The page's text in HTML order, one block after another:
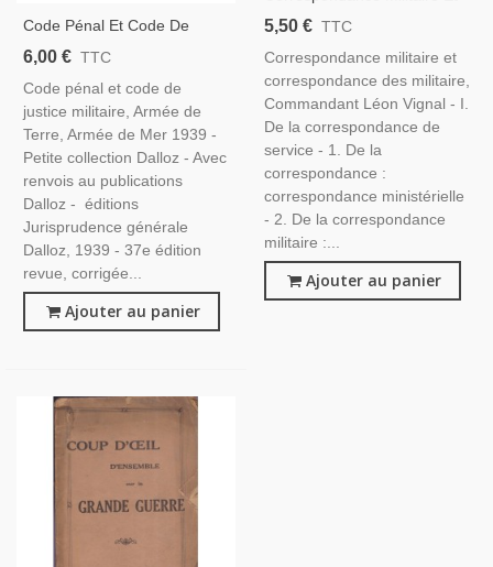
Code Pénal Et Code De
Justice Militaire, Armée De
Manuels Droit, Code Dalloz,
Instruction Militaire
6,00 € TTC
Code pénal et code de
justice militaire, Armée de
Terre, Armée de Mer 1939 -
Petite collection Dalloz - Avec
renvois au publications
Dalloz - éditions
Jurisprudence générale
Dalloz, 1939 - 37e édition
revue, corrigée...
Ajouter au panier
Correspondance Des
Vignal, 1940 - Instruction
Militaire,
5,50 € TTC
Correspondance militaire et
correspondance des militaire,
Commandant Léon Vignal - I.
De la correspondance de
service - 1. De la
correspondance :
correspondance ministérielle
- 2. De la correspondance
militaire :...
Ajouter au panier